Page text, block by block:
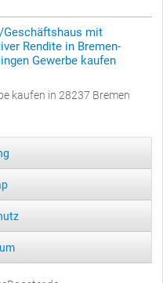
Geschäftshaus mit
Rendite in Bremen-
Gewerbe kaufen
kaufen in 28237 Bremen